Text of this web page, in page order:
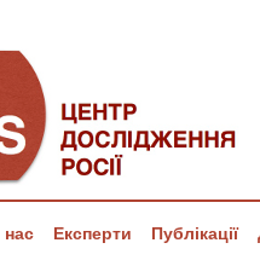
Експерти Публікації